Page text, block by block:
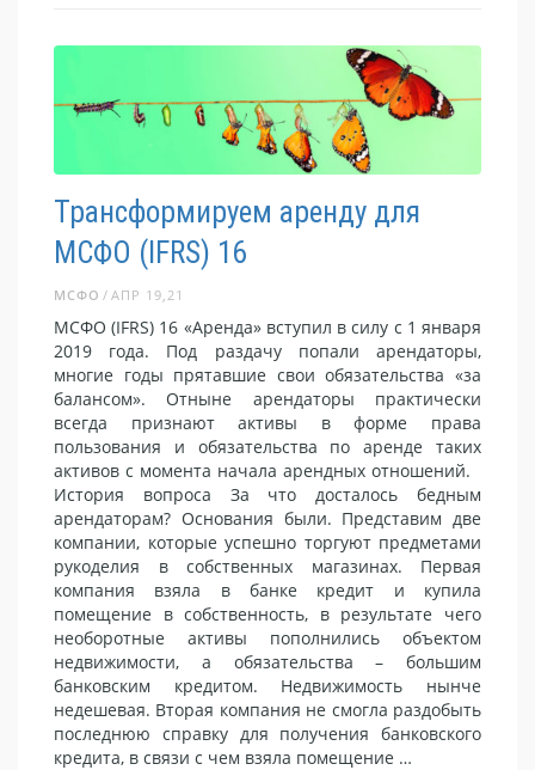
Трансформируем аренду для
МСФО (IFRS) 16
АПР 19,21
МСФО
МСФО (IFRS) 16 «Аренда» вступил в силу с 1 января
2019 года. Под раздачу попали арендаторы,
многие годы прятавшие свои обязательства «за
балансом». Отныне арендаторы практически
всегда признают активы в форме права
пользования и обязательства по аренде таких
активов с момента начала арендных отношений.
История вопроса За что досталось бедным
арендаторам? Основания были. Представим две
компании, которые успешно торгуют предметами
рукоделия в собственных магазинах. Первая
компания взяла в банке кредит и купила
помещение в собственность, в результате чего
необоротные активы пополнились объектом
недвижимости, а обязательства – большим
банковским кредитом. Недвижимость нынче
недешевая. Вторая компания не смогла раздобыть
последнюю справку для получения банковского
кредита, в связи с чем взяла помещение …